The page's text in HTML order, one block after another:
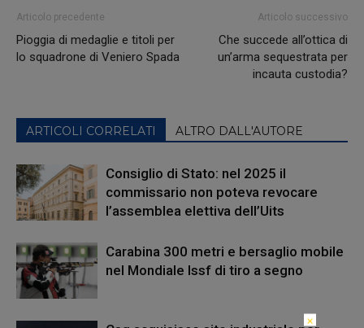
Articolo precedente
Pioggia di medaglie e titoli per
lo squadrone di Veniero Spada
Articolo successivo
Che succede all’ottica di
un’arma sequestrata per
incauta custodia?
ARTICOLI CORRELATI ALTRO DALL'AUTORE
Consiglio di Stato: nel 2025 il
commissario non poteva revocare
l’assemblea elettiva dell’Uits
Carabina 300 metri e bersaglio mobile
nel Mondiale Issf di tiro a segno
×